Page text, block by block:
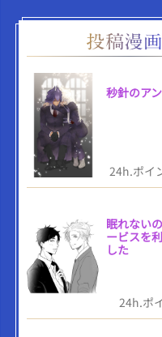
秒針のア
24h.ポイ
眠れない
ービスを
した
24h.ポ